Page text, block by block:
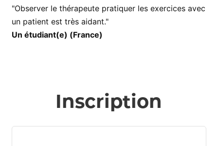
"Observer le thérapeute pratiquer les exercices avec
un patient est très aidant."
Un étudiant(e) (France)
Inscription